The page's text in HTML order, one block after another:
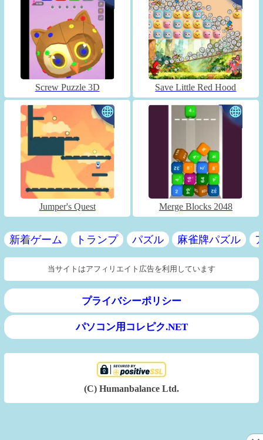
Screw Puzzle 3D Save Little Red Hood
Jumper's Quest Merge Blocks 2048
新着ゲーム トランプ パズル 麻雀牌パズル
当サイトはアフィリエイト広告を利用しています
プライバシーポリシー
パソコン用コレピク.NET
(C) Humanbalance Ltd.